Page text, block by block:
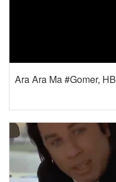
Ara Ara Ma #Gomer, HB